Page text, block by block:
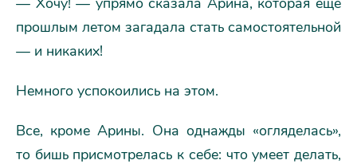
прошлым летом загадала стать самостоятельной
— и никаких!
Немного успокоились на этом.
Все, кроме Арины. Она однажды «огляделась»,
то бишь присмотрелась к себе: что умеет делать,